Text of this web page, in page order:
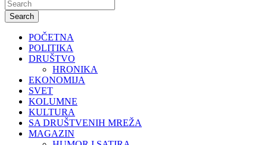
Search
POČETNA
POLITIKA
DRUŠTVO
HRONIKA
EKONOMIJA
SVET
KOLUMNE
KULTURA
SA DRUŠTVENIH MREŽA
MAGAZIN